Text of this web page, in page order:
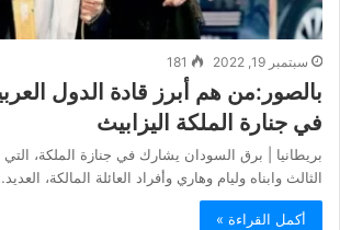
سبتمبر 19, 2022 181
بالصور:من هم أبرز قادة الدول
في جنارة الملكة اليزابيث
بريطانيا | برق السودان يشارك في جنازة الملكة،
الثالث وابناه وليام وهاري وأفراد العائلة المالكة،
أكمل القراءة »